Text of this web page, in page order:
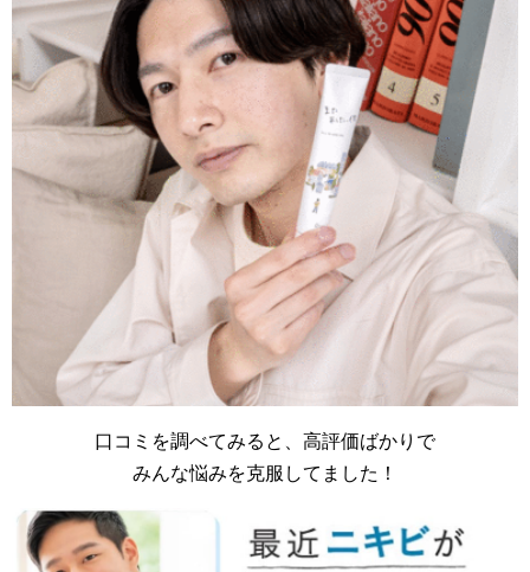
口コミを調べてみると、高評価ばかりで
みんな悩みを克服してました！